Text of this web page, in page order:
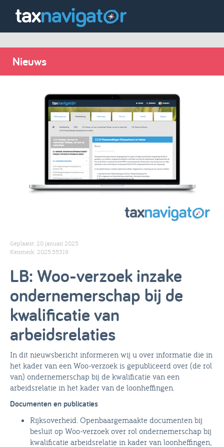
Nieuws
Geplaatst: 20 januari 2025
Kenmerk: 2025.55319
LB: Woo-verzoek inzake
ondernemerschap bij de
kwalificatie van
arbeidsrelaties
In dit nieuwsbericht informeren wij u over informatie die in
het kader van een Woo-verzoek is gepubliceerd over (de rol
van) ondernemerschap bij de kwalificatie van een
arbeidsrelatie in het kader van de loonheffingen.
Documenten en publicaties
Rijksoverheid. Openbaargemaakte documenten bij
besluit op Woo-verzoek over rol ondernemerschap bij
kwalificatie arbeidsrelatie in kader van loonheffingen,